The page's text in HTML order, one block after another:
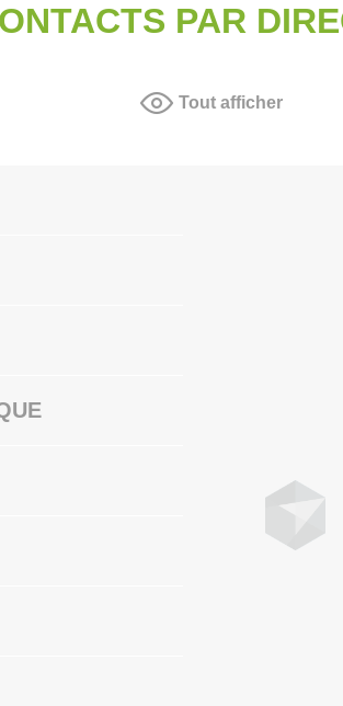
PAR
Tout afficher